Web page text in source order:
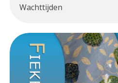
Wachttijden